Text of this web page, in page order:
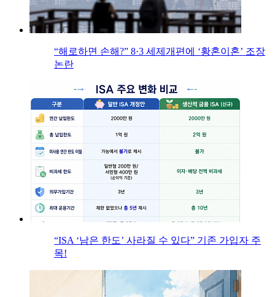
“해로하면 손해?” 8·3 세제개편에 ‘황혼이혼’ 조장
논란
“ISA ‘남은 한도’ 사라질 수 있다” 기존 가입자 주
목!